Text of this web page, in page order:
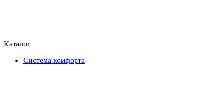
Каталог
Система комфорта